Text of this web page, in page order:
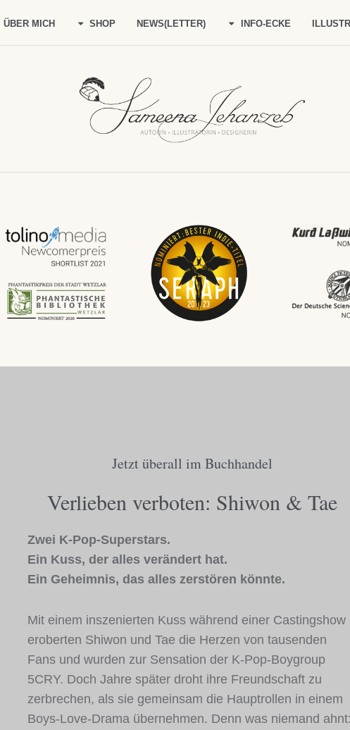
ÜBER MICH SHOP NEWS(LETTER) INFO-ECKE
Jetzt überall im Buchhandel
Verlieben verboten: Shiwon & Tae
Zwei K-Pop-Superstars.
Ein Kuss, der alles verändert hat.
Ein Geheimnis, das alles zerstören könnte.
Mit einem inszenierten Kuss während einer Castingshow
eroberten Shiwon und Tae die Herzen von tausenden
Fans und wurden zur Sensation der K-Pop-Boygroup
5CRY. Doch Jahre später droht ihre Freundschaft zu
zerbrechen, als sie gemeinsam die Hauptrollen in einem
Boys-Love-Drama übernehmen. Denn was niemand